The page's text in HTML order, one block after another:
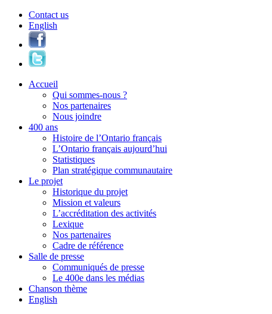
Contact us
English
Accueil
Qui sommes-nous ?
Nos partenaires
Nous joindre
400 ans
Histoire de l’Ontario français
L’Ontario français aujourd’hui
Statistiques
Plan stratégique communautaire
Le projet
Historique du projet
Mission et valeurs
L’accréditation des activités
Lexique
Nos partenaires
Cadre de référence
Salle de presse
Communiqués de presse
Le 400e dans les médias
Chanson thème
English